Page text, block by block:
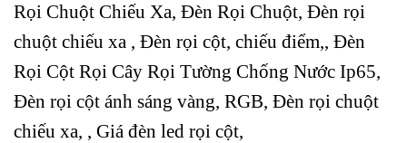
Rọi Chuột Chiếu Xa, Đèn Rọi Chuột, Đèn rọi
chuột chiếu xa , Đèn rọi cột, chiếu điểm,, Đèn
Rọi Cột Rọi Cây Rọi Tường Chống Nước Ip65,
Đèn rọi cột ánh sáng vàng, RGB, Đèn rọi chuột
chiếu xa, , Giá đèn led rọi cột,